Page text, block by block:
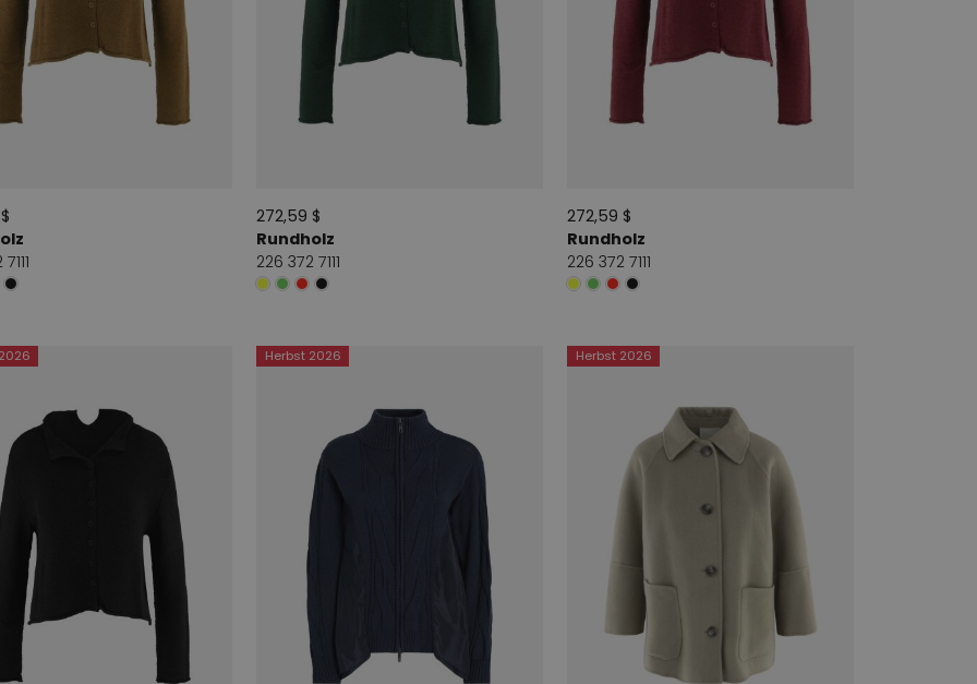
272,59 $
Rundholz
226 372 7111
272,59 $
Rundholz
226 372 7111
Herbst 2026 Herbst 2026